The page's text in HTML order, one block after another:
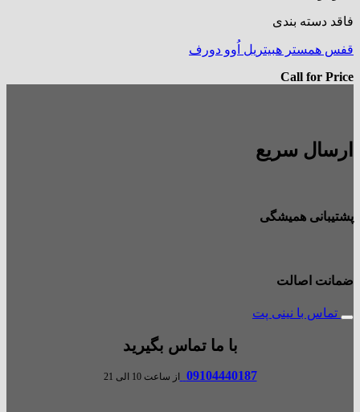
فاقد دسته بندی
قفس همستر هبیتریل اُوو دورف
Call for Price
ارسال سریع
پشتیبانی همیشگی
ضمانت اصالت
تماس با نینی پت
با ما تماس بگیرید
09104440187 از ساعت 10 الی 21